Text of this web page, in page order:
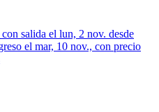
salida el lun, 2 nov. desde
el mar, 10 nov., con precio